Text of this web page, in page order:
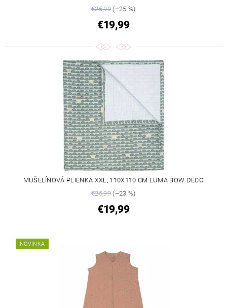
€26,99(–25 %)
€19,99
MUŠELÍNOVÁ PLIENKA XXL, 110X110 CM LUMA BOW DECO
€25,99(–23 %)
€19,99
NOVINKA